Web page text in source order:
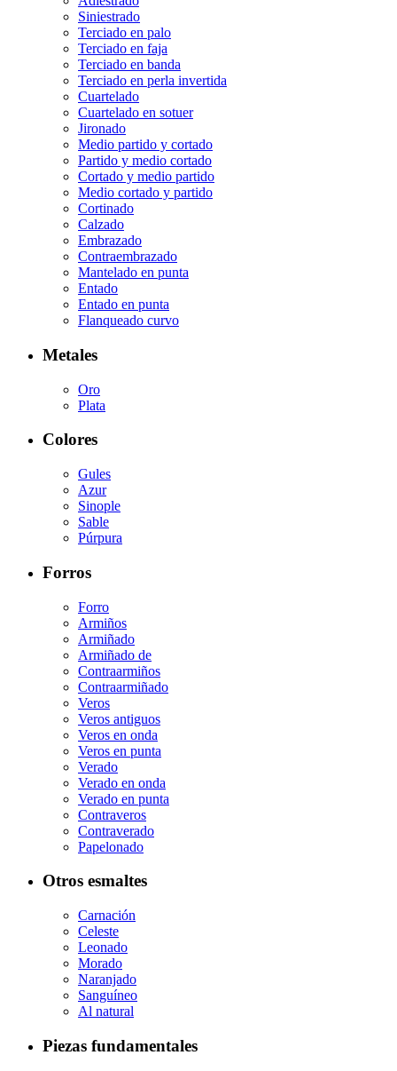
Siniestrado
Terciado en palo
Terciado en faja
Terciado en banda
Terciado en perla invertida
Cuartelado
Cuartelado en sotuer
Jironado
Medio partido y cortado
Partido y medio cortado
Cortado y medio partido
Medio cortado y partido
Cortinado
Calzado
Embrazado
Contraembrazado
Mantelado en punta
Entado
Entado en punta
Flanqueado curvo
Metales
Oro
Plata
Colores
Gules
Azur
Sinople
Sable
Púrpura
Forros
Forro
Armiños
Armiñado
Armiñado de
Contraarmiños
Contraarmiñado
Veros
Veros antiguos
Veros en onda
Veros en punta
Verado
Verado en onda
Verado en punta
Contraveros
Contraverado
Papelonado
Otros esmaltes
Carnación
Celeste
Leonado
Morado
Naranjado
Sanguíneo
Al natural
Piezas fundamentales